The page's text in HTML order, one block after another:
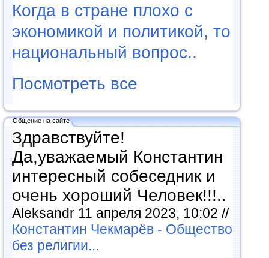
Когда в стране плохо с
экономикой и политикой, то
национальный вопрос..
Посмотреть все
Общение на сайте
Здравствуйте!
Да,уважаемый Константин
интересный собеседник и
очень хороший Человек!!!..
Aleksandr 11 апреля 2023, 10:02 //
Константин Чекмарёв - Общество
без религии...